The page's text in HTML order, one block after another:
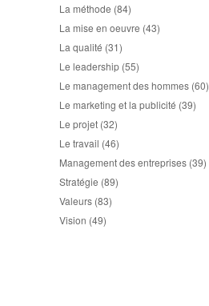
La méthode (84)
La mise en oeuvre (43)
La qualité (31)
Le leadership (55)
Le management des hommes (60)
Le marketing et la publicité (39)
Le projet (32)
Le travail (46)
Management des entreprises (39)
Stratégie (89)
Valeurs (83)
Vision (49)